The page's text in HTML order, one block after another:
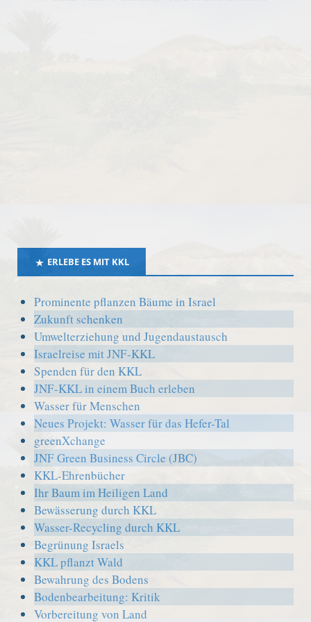
ERLEBE ES MIT KKL
Prominente pflanzen Bäume in Israel
Zukunft schenken
Umwelterziehung und Jugendaustausch
Israelreise mit JNF-KKL
Spenden für den KKL
JNF-KKL in einem Buch erleben
Wasser für Menschen
Neues Projekt: Wasser für das Hefer-Tal
greenXchange
JNF Green Business Circle (JBC)
KKL-Ehrenbücher
Ihr Baum im Heiligen Land
Bewässerung durch KKL
Wasser-Recycling durch KKL
Begrünung Israels
KKL pflanzt Wald
Bewahrung des Bodens
Bodenbearbeitung: Kritik
Vorbereitung von Land